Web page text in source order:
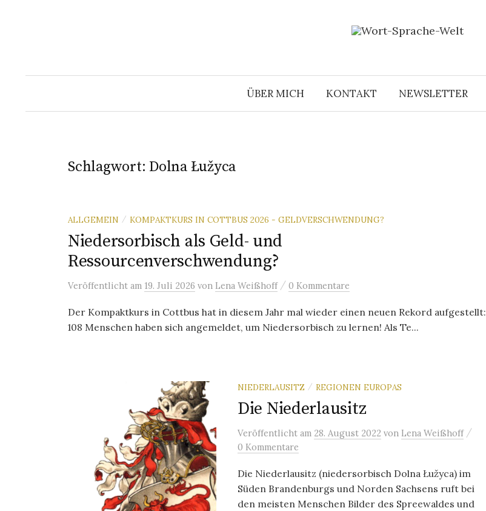
ÜBER MICH KONTAKT NEWSLETTER
Schlagwort: Dolna Łužyca
ALLGEMEIN / KOMPAKTKURS IN COTTBUS 2026 - GELDVERSCHWENDUNG?
Niedersorbisch als Geld- und
Ressourcenverschwendung?
Veröffentlicht am 19. Juli 2026 von Lena Weißhoff / 0 Kommentare
Der Kompaktkurs in Cottbus hat in diesem Jahr mal wieder einen neuen Rekord aufgestellt:
108 Menschen haben sich angemeldet, um Niedersorbisch zu lernen! Als Te...
NIEDERLAUSITZ / REGIONEN EUROPAS
Die Niederlausitz
Veröffentlicht am 28. August 2022 von Lena Weißhoff /
0 Kommentare
Die Niederlausitz (niedersorbisch Dolna Łužyca) im
Süden Brandenburgs und Norden Sachsens ruft bei
den meisten Menschen Bilder des Spreewaldes und